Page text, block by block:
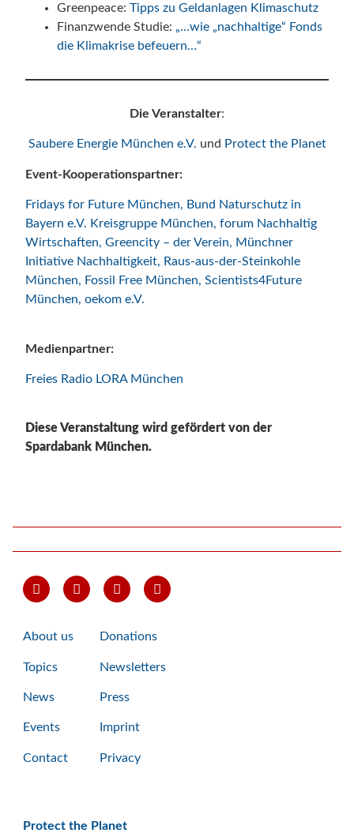
Greenpeace: Tipps zu Geldanlagen Klimaschutz
Finanzwende Studie: „…wie „nachhaltige“ Fonds
die Klimakrise befeuern…“
Die Veranstalter:
Saubere Energie München e.V. und Protect the Planet
Event-Kooperationspartner:
Fridays for Future München, Bund Naturschutz in
Bayern e.V. Kreisgruppe München, forum Nachhaltig
Wirtschaften, Greencity – der Verein, Münchner
Initiative Nachhaltigkeit, Raus-aus-der-Steinkohle
München, Fossil Free München, Scientists4Future
München, oekom e.V.
Medienpartner:
Freies Radio LORA München
Diese Veranstaltung wird gefördert von der
Spardabank München.
About us
Topics
News
Events
Contact
Donations
Newsletters
Press
Imprint
Privacy
Protect the Planet